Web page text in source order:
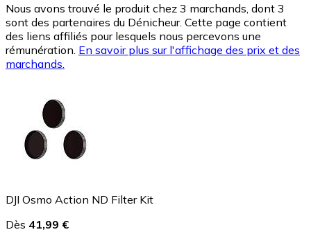
Nous avons trouvé le produit chez 3 marchands, dont 3
sont des partenaires du Dénicheur. Cette page contient
des liens affiliés pour lesquels nous percevons une
rémunération. En savoir plus sur l'affichage des prix et des
marchands.
DJI Osmo Action ND Filter Kit
Dès 41,99 €